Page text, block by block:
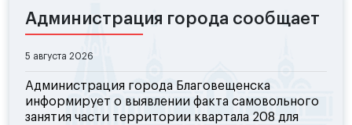
Администрация города сообщает
5 августа 2026
Администрация города Благовещенска
информирует о выявлении факта самовольного
занятия части территории квартала 208 для